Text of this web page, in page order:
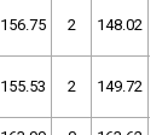
156.75 2 148.02
155.53 2 149.72